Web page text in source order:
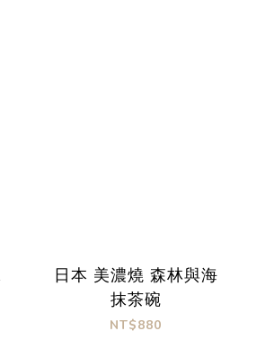
日本 美濃燒 森林與海
抹茶碗
NT$880